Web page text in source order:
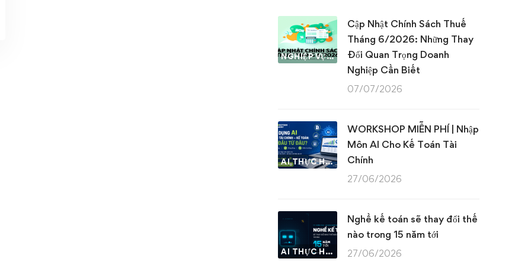
NGHIỆP VỤ KẾ TOÁN & THUẾ
Cập Nhật Chính Sách Thuế
Tháng 6/2026: Những Thay
Đổi Quan Trọng Doanh
Nghiệp Cần Biết
07/07/2026
AI THỰC HÀNH
WORKSHOP MIỄN PHÍ | Nhập
Môn AI Cho Kế Toán Tài
Chính
27/06/2026
AI THỰC HÀNH
Nghề kế toán sẽ thay đổi thế
nào trong 15 năm tới
27/06/2026